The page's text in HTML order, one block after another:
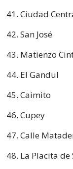
Ciudad
San José
Matienzo
El Gandul
Caimito
Cupey
Calle
La Placita de